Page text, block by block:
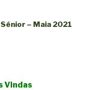
– Maia 2021
Vindas